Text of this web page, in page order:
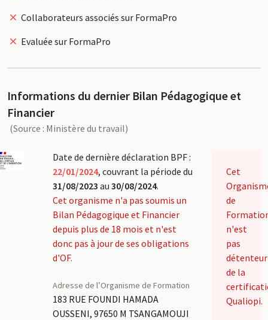
Collaborateurs associés sur FormaPro
Evaluée sur FormaPro
Informations du dernier Bilan Pédagogique et
Financier
(Source : Ministère du travail)
Date de dernière déclaration BPF :
22/01/2024, couvrant la période du
31/08/2023 au 30/08/2024.
Cet organisme n'a pas soumis un
Bilan Pédagogique et Financier
depuis plus de 18 mois et n'est
donc pas à jour de ses obligations
d'OF.
Adresse de l’Organisme de Formation
183 RUE FOUNDI HAMADA
OUSSENI, 97650 M TSANGAMOUJI
Cet
de
n'est
pas
détenteur
de la
Qualiopi.